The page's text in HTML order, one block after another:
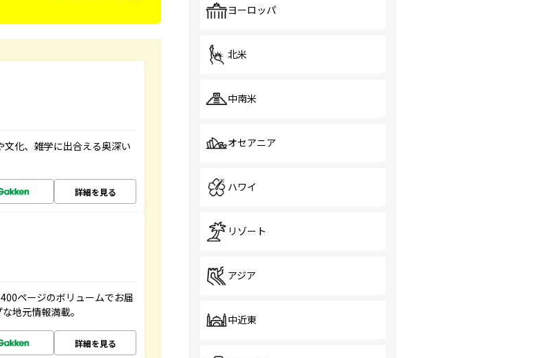
化、雑学に出合える奥深い
詳細を見る
ページのボリュームでお届
地元情報満載。
詳細を見る
ヨーロッパ
北米
中南米
オセアニア
ハワイ
リゾート
アジア
中近東